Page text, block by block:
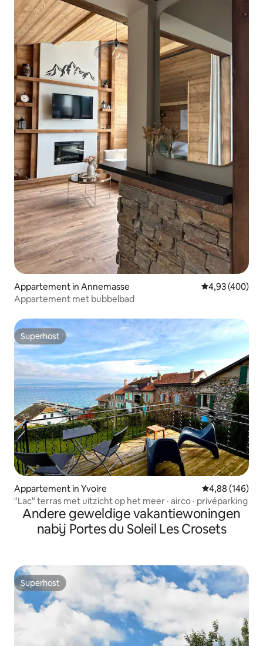
Appartement in Annemasse Gemiddelde
4,93 (400)
Appartement met bubbelbad
Superhost
Superhost
Appartement in Yvoire Gemiddelde
4,88 (146)
"Lac" terras met uitzicht op het meer · airco · privéparking
Andere geweldige vakantiewoningen
nabij Portes du Soleil Les Crosets
Superhost
Superhost